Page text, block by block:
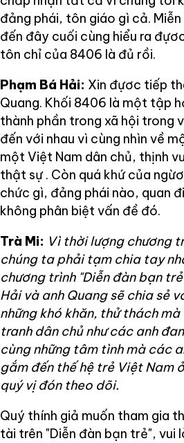
đảng phái, tôn giáo gì cả.
đến đây cuối cùng hiểu ra
tôn chỉ của 8406 là đủ rồi.
Phạm Bá Hải: Xin đựơc tiếp
Quang. Khối 8406 là một tập
thành phần trong xã hội trong
đến với nhau vì cùng nhìn về
một Việt Nam dân chủ, thịnh
thật sự . Còn quá khứ của
chức gì, đảng phái nào, quan
không phân biệt vấn đề đó.
Trà Mi: Vì thời lượng chương
chúng ta phải tạm chia tay
chương trình "Diễn đàn bạn
Hải và anh Quang sẽ chia sẻ
những khó khăn, thử thách
tranh dân chủ như các anh
cùng những tâm tình mà các
gắm đến thế hệ trẻ Việt Nam
quý vị đón theo dõi.
Quý thính giả muốn tham gia
tài trên "Diễn đàn bạn trẻ", vui